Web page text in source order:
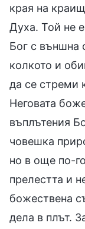
края на
Духа. Той не
Бог с външна
колкото и
да се стреми
Неговата
въплътения
човешка
но в още по-
прелестта и
божествена
дела в плът.